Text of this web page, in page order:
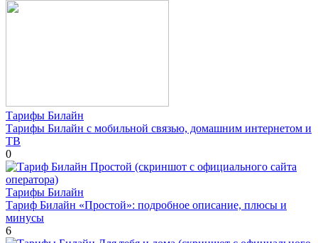
Тарифы Билайн
Тарифы Билайн с мобильной связью, домашним интернетом и
ТВ
0
Тарифы Билайн
Тариф Билайн «Простой»: подробное описание, плюсы и
минусы
6